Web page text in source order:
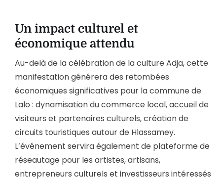
Un impact culturel et
économique attendu
Au-delà de la célébration de la culture Adja, cette
manifestation générera des retombées
économiques significatives pour la commune de
Lalo : dynamisation du commerce local, accueil de
visiteurs et partenaires culturels, création de
circuits touristiques autour de Hlassamey.
L’événement servira également de plateforme de
réseautage pour les artistes, artisans,
entrepreneurs culturels et investisseurs intéressés